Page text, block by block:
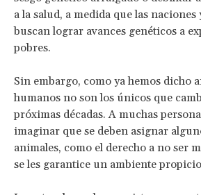
a la salud, a medida que las
buscan lograr avances genéticos a
pobres.
Sin embargo, como ya hemos dicho
humanos no son los únicos que
próximas décadas. A muchas
imaginar que se deben asignar
animales, como el derecho a no ser
se les garantice un ambiente